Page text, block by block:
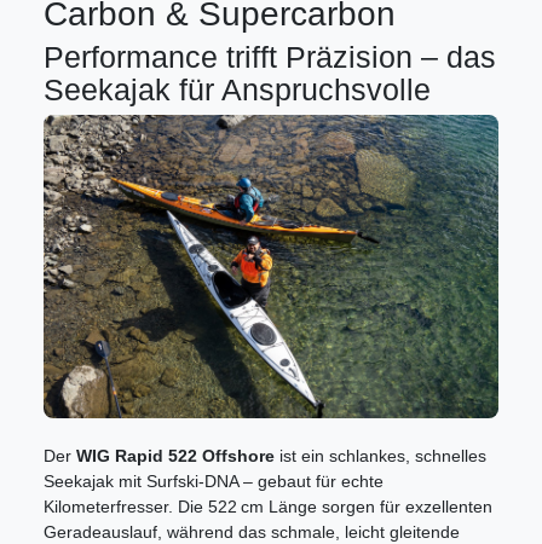
Carbon & Supercarbon
Performance trifft Präzision – das
Seekajak für Anspruchsvolle
Der WIG Rapid 522 Offshore ist ein schlankes, schnelles
Seekajak mit Surfski-DNA – gebaut für echte
Kilometerfresser. Die 522 cm Länge sorgen für exzellenten
Geradeauslauf, während das schmale, leicht gleitende